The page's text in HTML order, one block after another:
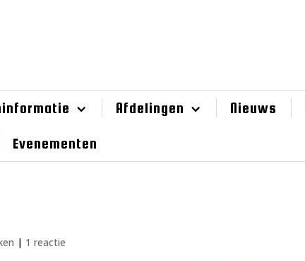
Afdelingen Nieuws
Evenementen
| 1 reactie